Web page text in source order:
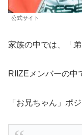
公式サイト
家族の中では、「
RIIZEメンバーの中
「お兄ちゃん」ポ